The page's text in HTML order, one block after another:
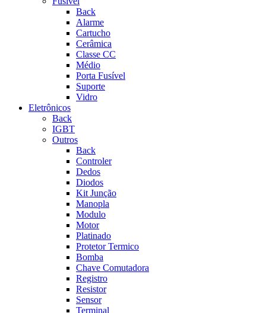
Back
Alarme
Cartucho
Cerâmica
Classe CC
Médio
Porta Fusível
Suporte
Vidro
Eletrônicos
Back
IGBT
Outros
Back
Controler
Dedos
Diodos
Kit Junção
Manopla
Modulo
Motor
Platinado
Protetor Termico
Bomba
Chave Comutadora
Registro
Resistor
Sensor
Terminal